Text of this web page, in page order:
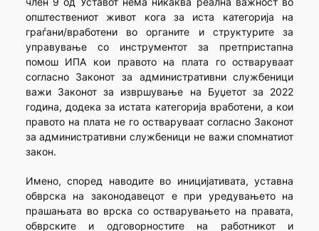
општествениот живот кога за иста категорија на
граѓани/вработени во органите и структурите за
управување со инструментот за претпристапна
помош ИПА кои правото на плата го остваруваат
согласно Законот за административни службеници
важи Законот за извршување на Буџетот за 2022
година, додека за истата категорија вработени, а кои
правото на плата не го остваруваат согласно Законот
за административни службеници не важи спомнатиот
закон.
Имено, според наводите во иницијативата, уставна
обврска на законодавецот е при уредувањето на
прашањата во врска со остварувањето на правата,
обврските и одговорностите на работникот и